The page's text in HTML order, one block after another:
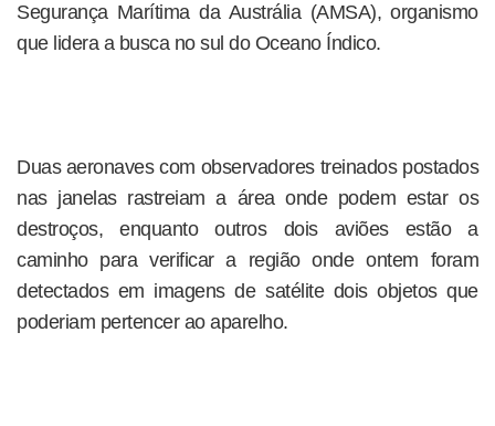
Segurança Marítima da Austrália (AMSA), organismo
que lidera a busca no sul do Oceano Índico.
Duas aeronaves com observadores treinados postados
nas janelas rastreiam a área onde podem estar os
destroços, enquanto outros dois aviões estão a
caminho para verificar a região onde ontem foram
detectados em imagens de satélite dois objetos que
poderiam pertencer ao aparelho.